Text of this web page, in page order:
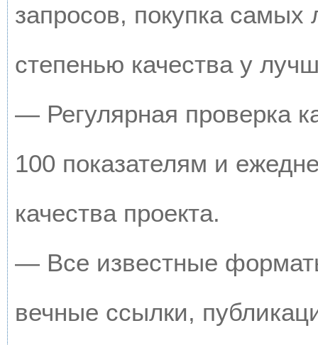
запросов, покупка
степенью качества у
— Регулярная проверка
100 показателям и
качества проекта.
— Все известные
вечные ссылки,